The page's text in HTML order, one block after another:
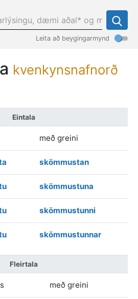
Leita að beygingarmynd
kvenkynsnafnorð
Eintala
með greini
skömmustan
skömmustuna
skömmustunni
skömmustunnar
Fleirtala
með greini